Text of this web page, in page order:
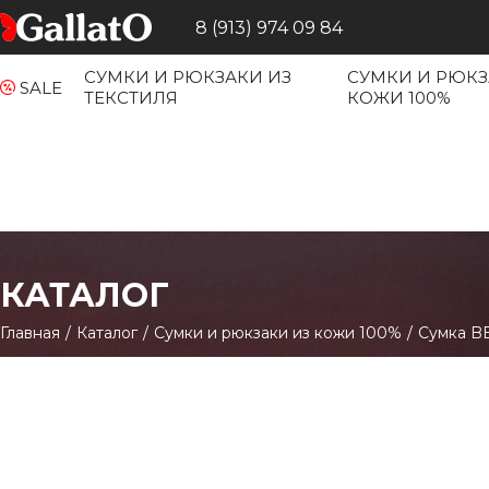
8 (913) 974 09 84
SALE
СУМКИ И РЮКЗАКИ ИЗ
ТЕКСТИЛЯ
СУМКИ И
КОЖИ 100%
КАТАЛОГ
Главная / Каталог / Сумки и рюкзаки из кожи 100% / Сумка